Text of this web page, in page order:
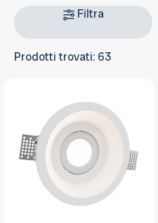
Filtra
Prodotti trovati: 63